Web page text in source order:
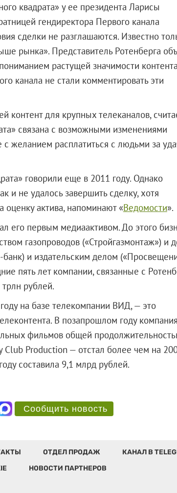
квадрата» у ее президента Ларисы
гендиректора Первого канала
сделки не разглашаются. Известно
рынка». Представитель Ротенберга
растущей значимости
канала не стали комментировать эти
контент для крупных телеканалов,
связана с возможными изменениями
с желанием расплатиться с людьми за
говорили еще в 2011 году. Однако
и не удалось завершить сделку, хотя
оценку актива, напоминают «Ведомости».
его первым медиаактивом. До этого
газопроводов («Стройгазмонтаж») и
и издательским делом
пять лет компании, связанные с
рублей.
на базе телекомпании ВИД, — это
В позапрошлом году компания
фильмов общей
Production — отстал более чем на
году составила 9,1 млрд рублей.
Сообщить новость
ОТДЕЛ ПРОДАЖ КАНАЛ В
НОВОСТИ ПАРТНЕРОВ